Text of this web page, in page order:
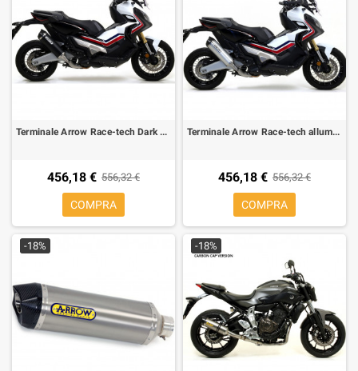
Terminale Arrow Race-tech Dark per Honda XADV
456,18 € 556,32 €
COMPRA
Terminale Arrow Race-tech alluminio per Honda XADV
456,18 € 556,32 €
COMPRA
-18% -18%